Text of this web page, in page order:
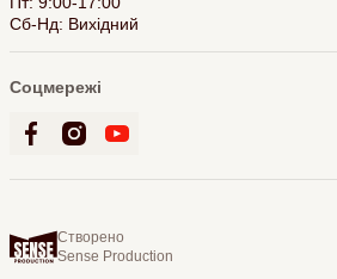
Сб-Нд: Вихідний
Соцмережі
Створено
Sense Production